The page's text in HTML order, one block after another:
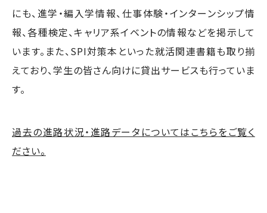
にも、進学・編入学情報、仕事体験・インターンシップ情
報、各種検定、キャリア系イベントの情報などを掲示して
います。また、SPI対策本といった就活関連書籍も取り揃
えており、学生の皆さん向けに貸出サービスも行っていま
す。
過去の進路状況・進路データについてはこちらをご覧く
ださい。